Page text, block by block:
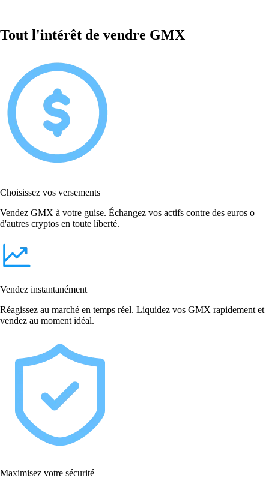
Tout l'intérêt de vendre GMX
Choisissez vos versements
Vendez GMX à votre guise. Échangez vos actifs contre des euros o
d'autres cryptos en toute liberté.
Vendez instantanément
Réagissez au marché en temps réel. Liquidez vos GMX rapidement et
vendez au moment idéal.
Maximisez votre sécurité